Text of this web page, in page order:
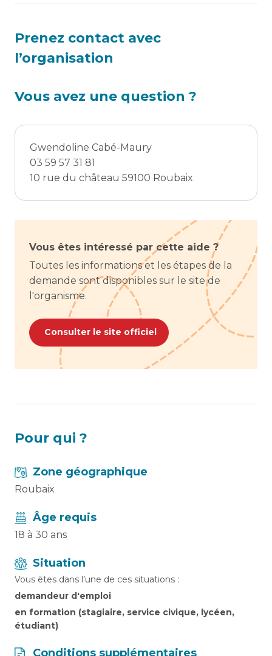
Prenez contact avec
l’organisation
Vous avez une question ?
Gwendoline Cabé-Maury
03 59 57 31 81
10 rue du château 59100 Roubaix
Vous êtes intéressé par cette aide ?
Toutes les informations et les étapes de la
demande sont disponibles sur le site de
l'organisme.
Consulter le site officiel
Pour qui ?
Zone géographique
Roubaix
Âge requis
18 à 30 ans
Situation
Vous êtes dans l’une de ces situations :
demandeur d'emploi
en formation (stagiaire, service civique, lycéen,
étudiant)
Conditions supplémentaires